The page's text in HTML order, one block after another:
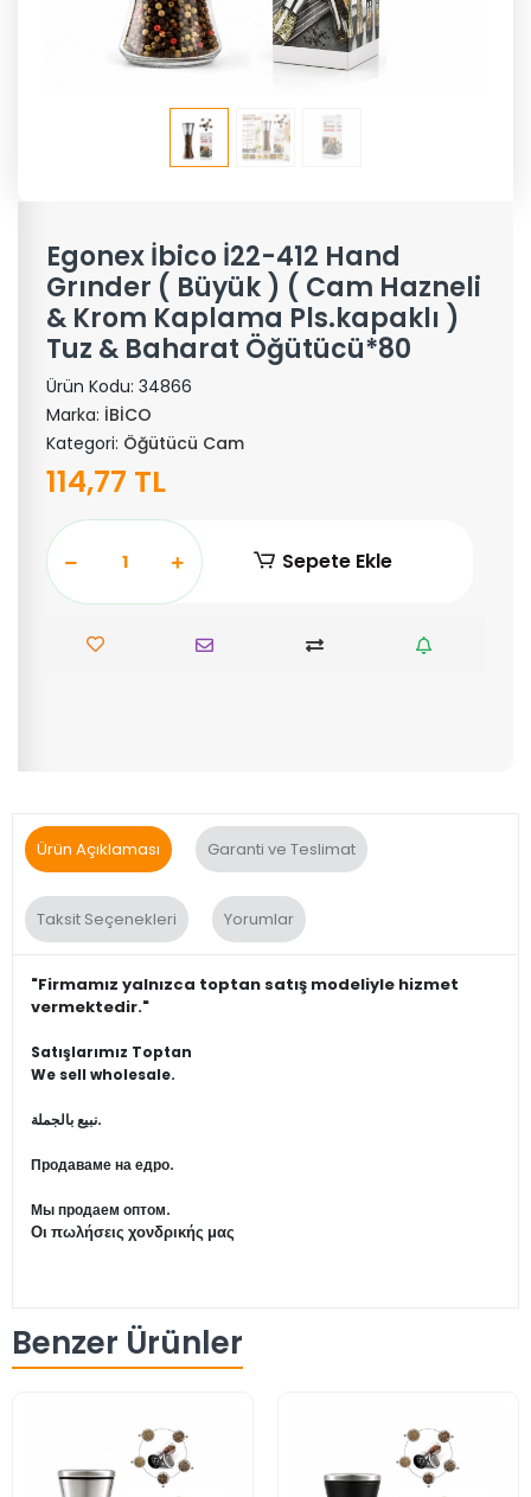
Egonex İbico İ22-412 Hand
Grınder ( Büyük ) ( Cam Hazneli
& Krom Kaplama Pls.kapaklı )
Tuz & Baharat Öğütücü*80
Ürün Kodu: 34866
Marka: İBİCO
Kategori: Öğütücü Cam
114,77 TL
Sepete Ekle
Ürün Açıklaması Garanti ve Teslimat
Taksit Seçenekleri Yorumlar
"Firmamız yalnızca toptan satış modeliyle hizmet
vermektedir."
Satışlarımız Toptan
We sell wholesale.
نبيع بالجملة.
Продаваме на едро.
Мы продаем оптом.
Οι πωλήσεις χονδρικής μας
Benzer Ürünler